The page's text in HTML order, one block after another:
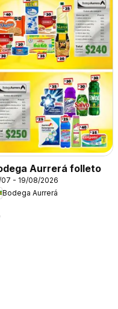
Aurrerá folleto
07 - 19/08/2026
Bodega Aurrerá